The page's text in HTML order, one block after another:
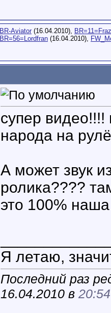
BR-Aviator (16.04.2010),
BR=56=Lordfran (16.04.2010),
супер видео!!!!
народа на
А может звук
ролика????
это 100%
Я летаю,
Последний раз
16.04.2010 в 20:54